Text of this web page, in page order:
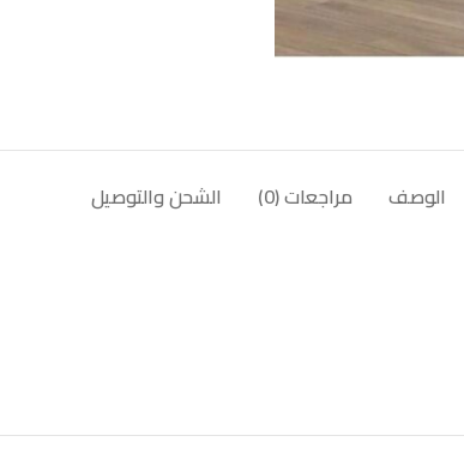
الوصف مراجعات (0) الشحن والتوصيل